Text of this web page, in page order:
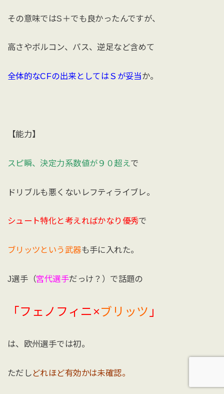
その意味ではS＋でも良かったんですが、
高さやボルコン、パス、逆足など含めて
全体的なCFの出来としてはＳが妥当か。
【能力】
スピ瞬、決定力系数値が９０超えで
ドリブルも悪くないレフティライブレ。
シュート特化と考えればかなり優秀で
ブリッツという武器も手に入れた。
J選手（宮代選手だっけ？）で話題の
「フェノフィニ×ブリッツ 」
は、欧州選手では初。
ただし どれほど有効かは未確認。